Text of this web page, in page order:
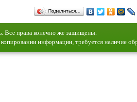
Поделиться…
Все права конечно же защищены.
информации, требуется наличие